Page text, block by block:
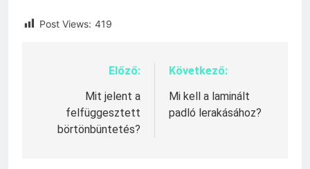
Post Views: 419
Bejegyzés
navigáció
Előző:
Mit jelent a
felfüggesztett
börtönbüntetés?
Következő:
Mi kell a laminált
padló lerakásához?